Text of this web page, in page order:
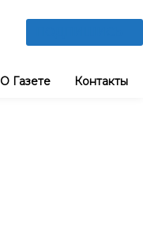
О Газете Контакты